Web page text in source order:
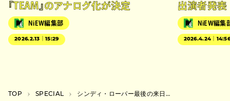
『TEAM』のアナログ化が決定
NiEW編集部
2026.2.13｜15:29
出演者発表
NiEW編集
2026.4.24｜
TOP SPECIAL シンディ・ローパー最後の来日。フェアウェルの前に知っておきたいこと